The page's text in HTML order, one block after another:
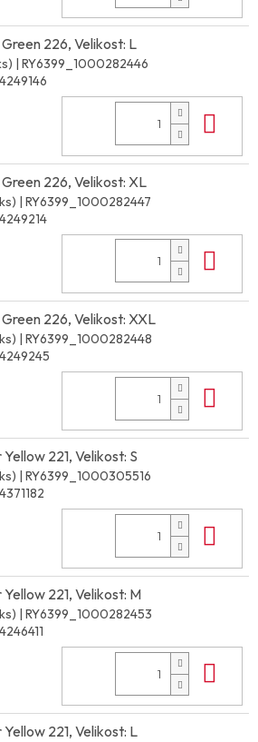
226, Velikost: L
| RY6399_1000282446
226, Velikost: XL
| RY6399_1000282447
226, Velikost: XXL
| RY6399_1000282448
221, Velikost: S
| RY6399_1000305516
221, Velikost: M
| RY6399_1000282453
221, Velikost: L